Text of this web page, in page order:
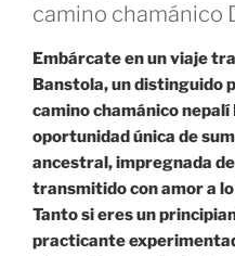
camino chamánico
Embárcate en un viaje
Banstola, un distinguido
camino chamánico
oportunidad única de
ancestral, impregnada
transmitido con amor a
Tanto si eres un
practicante